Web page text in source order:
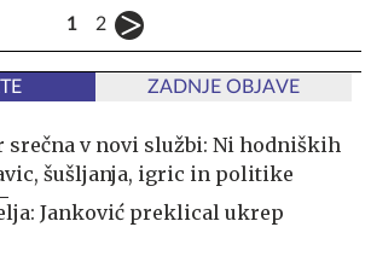
1 2
ZADNJE OBJAVE
srečna v novi službi: Ni hodniških
šušljanja, igric in politike
Janković preklical ukrep